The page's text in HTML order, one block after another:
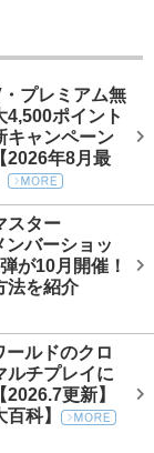
・プレミアム無
4,500ポイント
キャンペーン
2026年8月最
スター
バーショッ
が10月開催！
法を紹介
ールドのクロ
ルチプレイに
更新】
百科】